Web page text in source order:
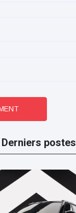
Derniers postes